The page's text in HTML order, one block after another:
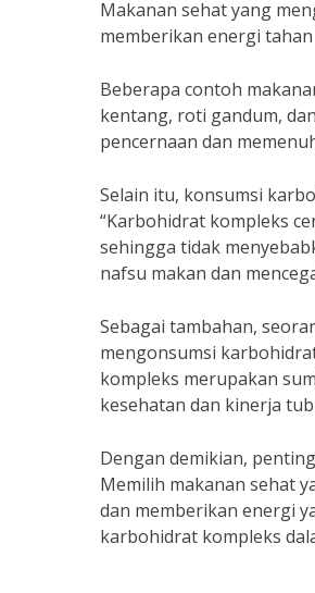
Makanan sehat yang
memberikan energi
Beberapa contoh
kentang, roti gandum,
pencernaan dan
Selain itu, konsumsi
“Karbohidrat kompleks
sehingga tidak
nafsu makan dan
Sebagai tambahan,
mengonsumsi
kompleks merupakan
kesehatan dan kinerja
Dengan demikian,
Memilih makanan sehat
dan memberikan energi
karbohidrat kompleks